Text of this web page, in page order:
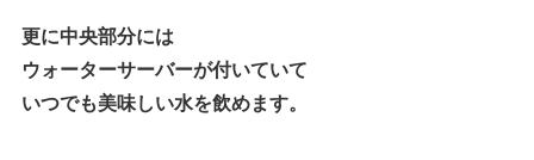
更に中央部分には
ウォーターサーバーが付いていて
いつでも美味しい水を飲めます。